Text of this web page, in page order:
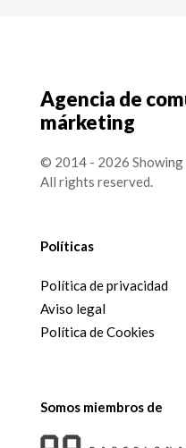
Agencia de
márketing
© 2014 - 2026 Showing
All rights reserved.
Políticas
Política de privacidad
Aviso legal
Política de Cookies
Somos miembros de